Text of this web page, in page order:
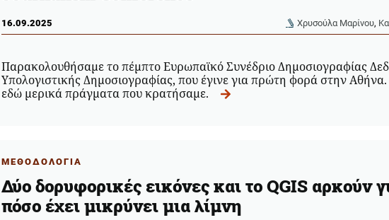
16.09.2025 Χρυσούλα Μαρίνου,
Παρακολουθήσαμε το πέμπτο Ευρωπαϊκό Συνέδριο Δημοσιογραφίας
Υπολογιστικής Δημοσιογραφίας, που έγινε για πρώτη φορά στην
εδώ μερικά πράγματα που κρατήσαμε.
ΜΕΘΟΔΟΛΟΓΙΑ
Δύο δορυφορικές εικόνες και το QGIS αρκούν
πόσο έχει μικρύνει μια λίμνη